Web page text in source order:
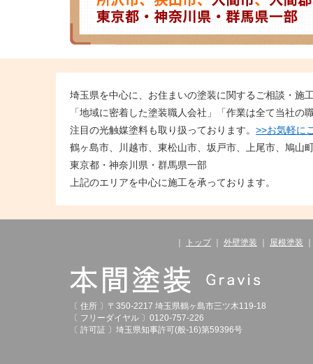
埼玉県を中心に、お住まいの塗装に関するご相談・施
「地域に密着した塗装職人会社」「作業は全て当社
注目の光触媒塗料も取り扱っております。 >>お気軽に
鶴ヶ島市、川越市、東松山市、坂戸市、上尾市、鳩山
東京都・神奈川県・群馬県一部
上記のエリアを中心に施工を承っております。
トップ 外壁塗装 屋根塗装
〔 住所 〕〒350-2217 埼玉県鶴ヶ島市三ツ木119-18
〔 フリーダイヤル 〕0120-757-226
〔 許可証 〕埼玉県知事許可(般-16)第59396号